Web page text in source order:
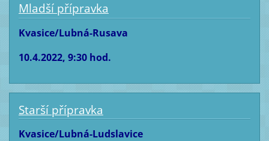
Mladší přípravka
Kvasice/Lubná-Rusava
10.4.2022, 9:30 hod.
Starší přípravka
Kvasice/Lubná-Ludslavice